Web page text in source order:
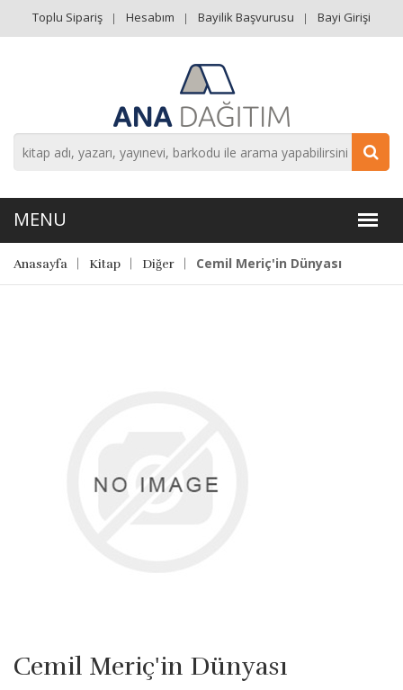
Toplu Sipariş Hesabım Bayilik Başvurusu Bayi Girişi
Anasayfa Kitap Diğer Cemil Meriç'in Dünyası
Cemil Meriç'in Dünyası